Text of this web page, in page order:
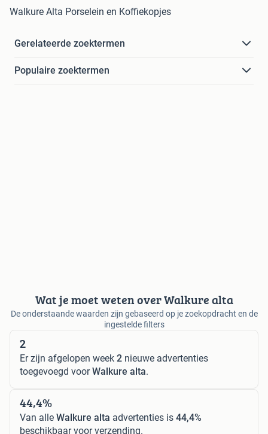
Walkure Alta Porselein en Koffiekopjes
Gerelateerde zoektermen
Populaire zoektermen
Wat je moet weten over Walkure alta
De onderstaande waarden zijn gebaseerd op je zoekopdracht en de
ingestelde filters
2
Er zijn afgelopen week 2 nieuwe advertenties
toegevoegd voorWalkure alta.
44,4%
Van alle Walkure alta advertenties is 44,4%
beschikbaar voor verzending.